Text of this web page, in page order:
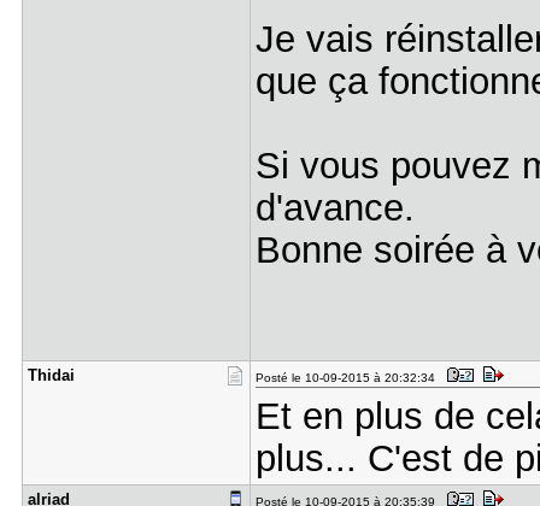
Je vais
que ça
Si vous pouvez
d'avance.
Bonne soirée à
Thidai Posté le 10-09-2015 à 20:32:34
Et en plus de
plus... C'est de
alriad Posté le 10-09-2015 à 20:35:39